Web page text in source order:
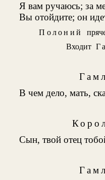
Я вам ручаюсь; за
Вы отойдите; он
Полоний
Входит
В чем дело, мать,
Сын, твой отец